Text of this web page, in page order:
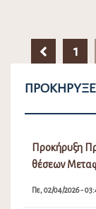
1
Προκήρυξη
θέσεων
Πε, 02/04/2026 -